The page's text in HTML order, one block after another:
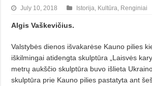
July 10, 2018 Istorija Kultūra Renginiai
Algis Vaškevičius.
Valstybės dienos išvakarėse Kauno pilies
iškilmingai atidengta skulptūra „Laisvės
metrų aukščio skulptūra buvo išlieta
skulptūra prie Kauno pilies pastatyta ant